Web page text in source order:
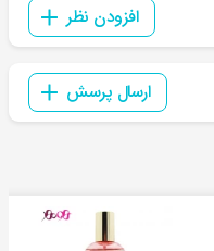
افزودن نظر
ارسال پرسش